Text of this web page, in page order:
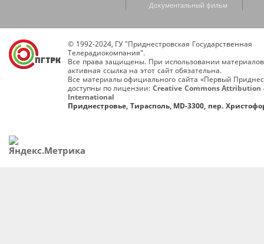
Документальный фильм
© 1992-2024, ГУ "Приднестровская Государственная
Телерадиокомпания".
Все права защищены. При использовании
активная ссылка на этот сайт обязательна.
Все материалы официального сайта «Первый
доступны по лицензии: Creative Commons Attribution
International
Приднестровье, Тирасполь, MD-3300, пер.